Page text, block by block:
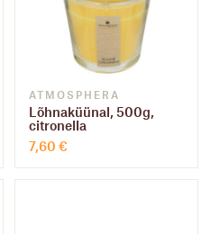
ATMOSPHERA
Lõhnaküünal, 500g,
citronella
7,60 €